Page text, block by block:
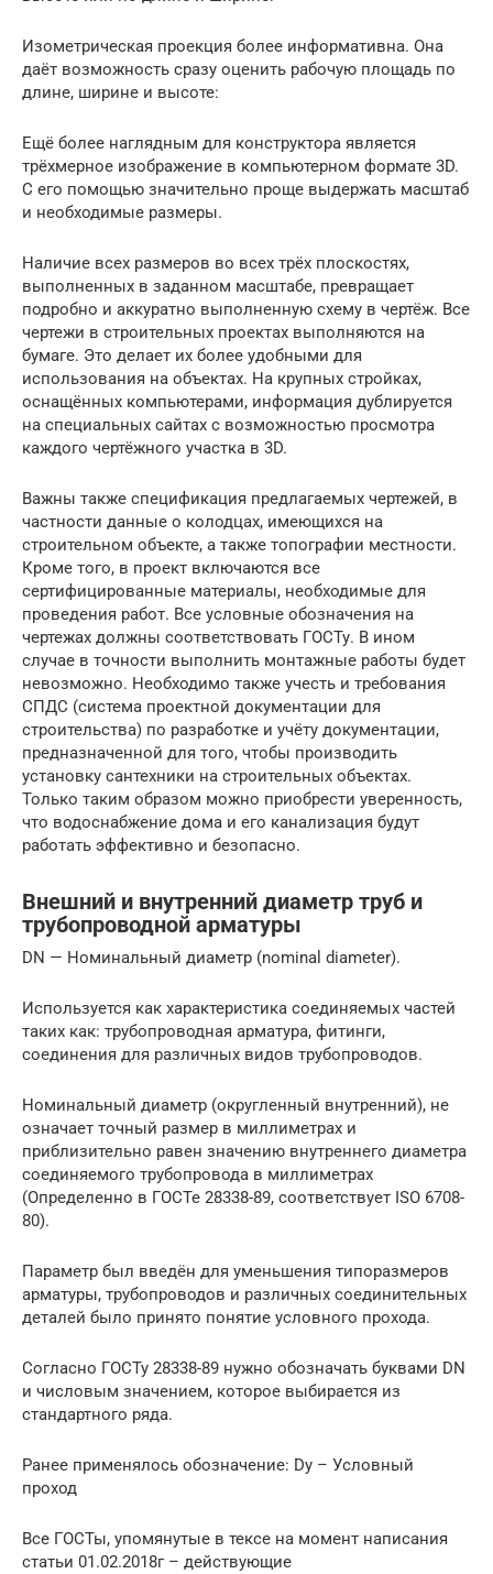
Изометрическая проекция более информативна. Она
даёт возможность сразу оценить рабочую площадь по
длине, ширине и высоте:
Ещё более наглядным для конструктора является
трёхмерное изображение в компьютерном формате 3D.
С его помощью значительно проще выдержать масштаб
и необходимые размеры.
Наличие всех размеров во всех трёх плоскостях,
выполненных в заданном масштабе, превращает
подробно и аккуратно выполненную схему в чертёж. Все
чертежи в строительных проектах выполняются на
бумаге. Это делает их более удобными для
использования на объектах. На крупных стройках,
оснащённых компьютерами, информация дублируется
на специальных сайтах с возможностью просмотра
каждого чертёжного участка в 3D.
Важны также спецификация предлагаемых чертежей, в
частности данные о колодцах, имеющихся на
строительном объекте, а также топографии местности.
Кроме того, в проект включаются все
сертифицированные материалы, необходимые для
проведения работ. Все условные обозначения на
чертежах должны соответствовать ГОСТу. В ином
случае в точности выполнить монтажные работы будет
невозможно. Необходимо также учесть и требования
СПДС (система проектной документации для
строительства) по разработке и учёту документации,
предназначенной для того, чтобы производить
установку сантехники на строительных объектах.
Только таким образом можно приобрести уверенность,
что водоснабжение дома и его канализация будут
работать эффективно и безопасно.
Внешний и внутренний диаметр труб и
трубопроводной арматуры
DN — Номинальный диаметр (nominal diameter).
Используется как характеристика соединяемых частей
таких как: трубопроводная арматура, фитинги,
соединения для различных видов трубопроводов.
Номинальный диаметр (округленный внутренний), не
означает точный размер в миллиметрах и
приблизительно равен значению внутреннего диаметра
соединяемого трубопровода в миллиметрах
(Определенно в ГОСТе 28338-89, соответствует ISO 6708-
80).
Параметр был введён для уменьшения типоразмеров
арматуры, трубопроводов и различных соединительных
деталей было принято понятие условного прохода.
Согласно ГОСТу 28338-89 нужно обозначать буквами DN
и числовым значением, которое выбирается из
стандартного ряда.
Ранее применялось обозначение: Dy – Условный
проход
Все ГОСТы, упомянутые в тексе на момент написания
статьи 01.02.2018г – действующие